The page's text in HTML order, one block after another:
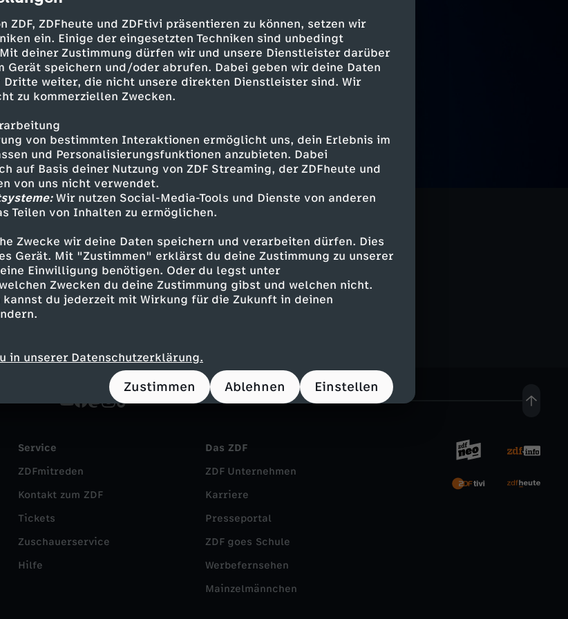
ZDF, ZDFheute und ZDFtivi präsentieren zu können, setzen wir
ein. Einige der eingesetzten Techniken sind unbedingt
deiner Zustimmung dürfen wir und unsere Dienstleister darüber
Gerät speichern und/oder abrufen. Dabei geben wir deine Daten
Dritte weiter, die nicht unsere direkten Dienstleister sind. Wir
zu kommerziellen Zwecken.
von bestimmten Interaktionen ermöglicht uns, dein Erlebnis im
und Personalisierungsfunktionen anzubieten. Dabei
auf Basis deiner Nutzung von ZDF Streaming, der ZDFheute und
von uns nicht verwendet.
Wir nutzen Social-Media-Tools und Dienste von anderen
Teilen von Inhalten zu ermöglichen.
Zwecke wir deine Daten speichern und verarbeiten dürfen. Dies
Gerät. Mit "Zustimmen" erklärst du deine Zustimmung zu unserer
Einwilligung benötigen. Oder du legst unter
Zwecken du deine Zustimmung gibst und welchen nicht.
du jederzeit mit Wirkung für die Zukunft in deinen
in unserer Datenschutzerklärung.
Zustimmen Ablehnen Einstellen
des "heute journal" rundet den Nachrichtentag
Nachrichten, Hintergrundberichten,
entdecken
informativ heute journal update
Service
ZDFmitreden
Kontakt zum ZDF
Tickets
Zuschauerservice
Hilfe
Das ZDF
ZDF Unternehmen
Karriere
Presseportal
ZDF goes Schule
Werbefernsehen
Mainzelmännchen